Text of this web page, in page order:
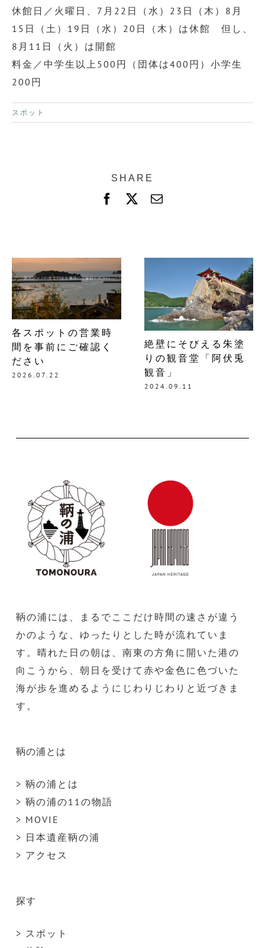
休館日／火曜日、7月22日（水）23日（木）8月
15日（土）19日（水）20日（木）は休館 但し、
8月11日（火）は開館
料金／中学生以上500円（団体は400円）小学生
200円
スポット
SHARE
o
o
k
各スポットの営業時
間を事前にご確認く
ださい
2026.07.22
絶壁にそびえる朱塗
りの観音堂「阿伏兎
観音」
2024.09.11
鞆の浦には、まるでここだけ時間の速さが違う
かのような、ゆったりとした時が流れていま
す。晴れた日の朝は、南東の方角に開いた港の
向こうから、朝日を受けて赤や金色に色づいた
海が歩を進めるようにじわりじわりと近づきま
す。
鞆の浦とは
> 鞆の浦とは
> 鞆の浦の11の物語
> MOVIE
> 日本遺産鞆の浦
> アクセス
探す
> スポット